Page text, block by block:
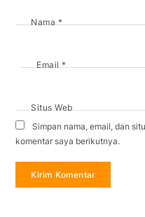
Nama*
Email*
Situs Web
Simpan nama, email, dan
komentar saya berikutnya.